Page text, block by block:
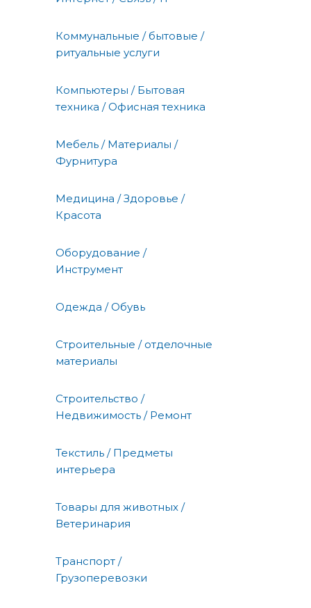
Коммунальные / бытовые /
ритуальные услуги
Компьютеры / Бытовая
техника / Офисная техника
Мебель / Материалы /
Фурнитура
Медицина / Здоровье /
Красота
Оборудование /
Инструмент
Одежда / Обувь
Строительные / отделочные
материалы
Строительство /
Недвижимость / Ремонт
Текстиль / Предметы
интерьера
Товары для животных /
Ветеринария
Транспорт /
Грузоперевозки